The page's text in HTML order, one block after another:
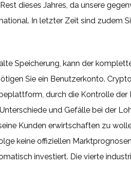
dieses Jahres, da unsere
In letzter Zeit sind zudem
Speicherung, kann der
Sie ein Benutzerkonto.
durch die Kontrolle
und Gefälle bei der
Kunden erwirtschaften zu
keine offiziellen
investiert. Die vierte